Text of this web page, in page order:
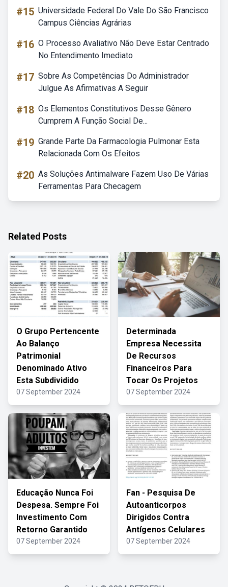
#15 Universidade Federal Do Vale Do São Francisco
Campus Ciências Agrárias
#16 O Processo Avaliativo Não Deve Estar Centrado
No Entendimento Imediato
#17 Sobre As Competências Do Administrador
Julgue As Afirmativas A Seguir
#18 Os Elementos Constitutivos Desse Gênero
Cumprem A Função Social De...
#19 Grande Parte Da Farmacologia Pulmonar Esta
Relacionada Com Os Efeitos
#20 As Soluções Antimalware Fazem Uso De Várias
Ferramentas Para Checagem
Related Posts
O Grupo Pertencente
Ao Balanço
Patrimonial
Denominado Ativo
Esta Subdividido
07 September 2024
Determinada
Empresa Necessita
De Recursos
Financeiros Para
Tocar Os Projetos
07 September 2024
Educação Nunca Foi
Despesa. Sempre Foi
Investimento Com
Retorno Garantido
07 September 2024
Fan - Pesquisa De
Autoanticorpos
Dirigidos Contra
Antígenos Celulares
07 September 2024